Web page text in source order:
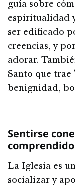
guía sobre
espiritualidad
ser edificado
creencias, y
adorar.
Santo que trae
benignidad,
Sentirse
comprendido
La Iglesia es
socializar y